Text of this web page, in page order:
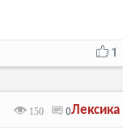
1
Лексика
150 0